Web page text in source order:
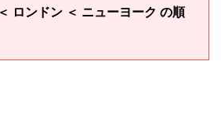
ロンドン ＜ ニューヨーク の順